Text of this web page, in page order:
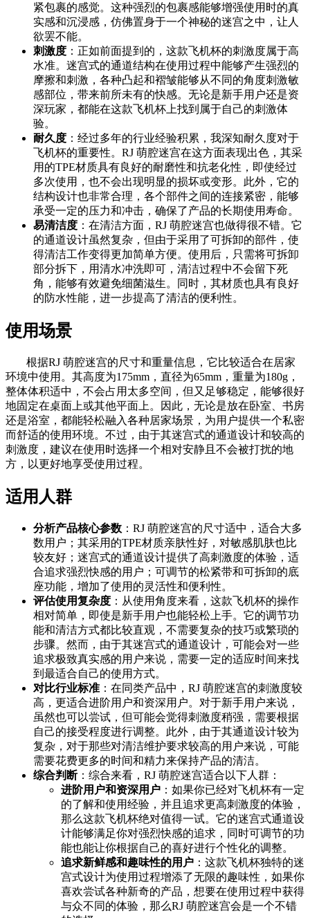
紧包裹的感觉。这种强烈的包裹感能够增强使用时的真
实感和沉浸感，仿佛置身于一个神秘的迷宫之中，让人
欲罢不能。
刺激度 ：正如前面提到的，这款飞机杯的刺激度属于高
水准。迷宫式的通道结构在使用过程中能够产生强烈的
摩擦和刺激，各种凸起和褶皱能够从不同的角度刺激敏
感部位，带来前所未有的快感。无论是新手用户还是资
深玩家，都能在这款飞机杯上找到属于自己的刺激体
验。
耐久度 ：经过多年的行业经验积累，我深知耐久度对于
飞机杯的重要性。RJ 萌腔迷宫在这方面表现出色，其采
用的TPE材质具有良好的耐磨性和抗老化性，即使经过
多次使用，也不会出现明显的损坏或变形。此外，它的
结构设计也非常合理，各个部件之间的连接紧密，能够
承受一定的压力和冲击，确保了产品的长期使用寿命。
易清洁度 ：在清洁方面，RJ 萌腔迷宫也做得很不错。它
的通道设计虽然复杂，但由于采用了可拆卸的部件，使
得清洁工作变得更加简单方便。使用后，只需将可拆卸
部分拆下，用清水冲洗即可，清洁过程中不会留下死
角，能够有效避免细菌滋生。同时，其材质也具有良好
的防水性能，进一步提高了清洁的便利性。
使用场景
根据RJ 萌腔迷宫的尺寸和重量信息，它比较适合在居家
环境中使用。其高度为175mm，直径为65mm，重量为180g，
整体体积适中，不会占用太多空间，但又足够稳定，能够很好
地固定在桌面上或其他平面上。因此，无论是放在卧室、书房
还是浴室，都能轻松融入各种居家场景，为用户提供一个私密
而舒适的使用环境。不过，由于其迷宫式的通道设计和较高的
刺激度，建议在使用时选择一个相对安静且不会被打扰的地
方，以更好地享受使用过程。
适用人群
分析产品核心参数 ：RJ 萌腔迷宫的尺寸适中，适合大多
数用户；其采用的TPE材质亲肤性好，对敏感肌肤也比
较友好；迷宫式的通道设计提供了高刺激度的体验，适
合追求强烈快感的用户；可调节的松紧带和可拆卸的底
座功能，增加了使用的灵活性和便利性。
评估使用复杂度 ：从使用角度来看，这款飞机杯的操作
相对简单，即使是新手用户也能轻松上手。它的调节功
能和清洁方式都比较直观，不需要复杂的技巧或繁琐的
步骤。然而，由于其迷宫式的通道设计，可能会对一些
追求极致真实感的用户来说，需要一定的适应时间来找
到最适合自己的使用方式。
对比行业标准 ：在同类产品中，RJ 萌腔迷宫的刺激度较
高，更适合进阶用户和资深用户。对于新手用户来说，
虽然也可以尝试，但可能会觉得刺激度稍强，需要根据
自己的接受程度进行调整。此外，由于其通道设计较为
复杂，对于那些对清洁维护要求较高的用户来说，可能
需要花费更多的时间和精力来保持产品的清洁。
综合判断：综合来看，RJ 萌腔迷宫适合以下人群：
进阶用户和资深用户 ：如果你已经对飞机杯有一定
的了解和使用经验，并且追求更高刺激度的体验，
那么这款飞机杯绝对值得一试。它的迷宫式通道设
计能够满足你对强烈快感的追求，同时可调节的功
能也能让你根据自己的喜好进行个性化的调整。
追求新鲜感和趣味性的用户 ：这款飞机杯独特的迷
宫式设计为使用过程增添了无限的趣味性，如果你
喜欢尝试各种新奇的产品，想要在使用过程中获得
与众不同的体验，那么RJ 萌腔迷宫会是一个不错